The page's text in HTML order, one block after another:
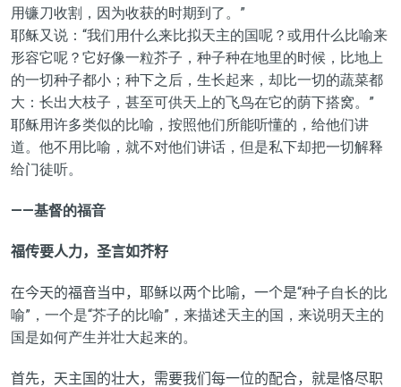
用镰刀收割，因为收获的时期到了。”
耶稣又说：“我们用什么来比拟天主的国呢？或用什么比喻来
形容它呢？它好像一粒芥子，种子种在地里的时候，比地上
的一切种子都小；种下之后，生长起来，却比一切的蔬菜都
大：长出大枝子，甚至可供天上的飞鸟在它的荫下搭窝。”
耶稣用许多类似的比喻，按照他们所能听懂的，给他们讲
道。他不用比喻，就不对他们讲话，但是私下却把一切解释
给门徒听。
——基督的福音
福传要人力，圣言如芥籽
在今天的福音当中，耶稣以两个比喻，一个是“种子自长的比
喻”，一个是“芥子的比喻”，来描述天主的国，来说明天主的
国是如何产生并壮大起来的。
首先，天主国的壮大，需要我们每一位的配合，就是恪尽职